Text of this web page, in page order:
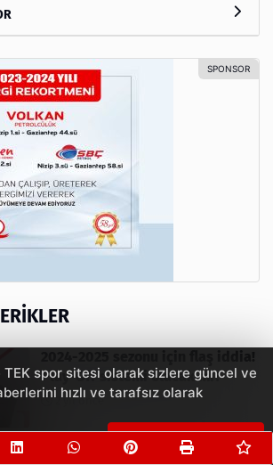
Play-Off sistemi olacak mı?
2 yıl önce
Gaziantepspor, 3-0'dan 4-3 nasıl
spor sitesi olarak sizlere güncel ve
hızlı ve tarafsız olarak
Çerezleri Kabul Et